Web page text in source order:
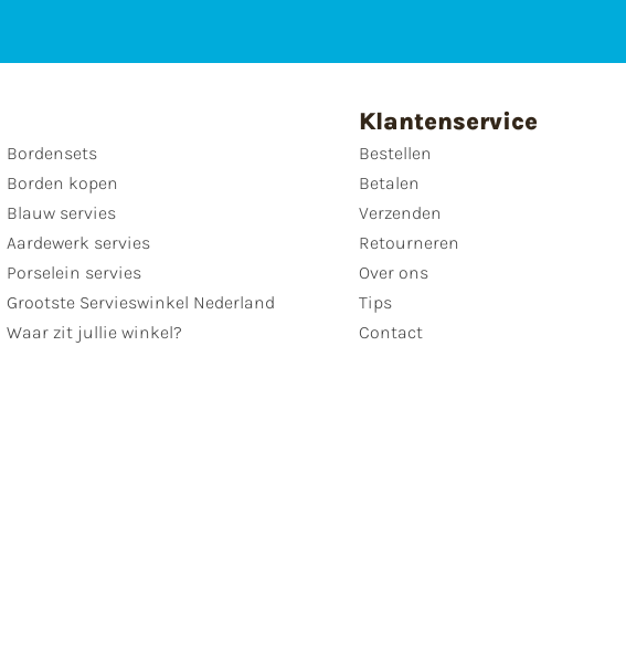
Bordensets
Borden kopen
Blauw servies
Aardewerk servies
Porselein servies
Grootste Servieswinkel Nederland
Waar zit jullie winkel?
Klantenservice
Bestellen
Betalen
Verzenden
Retourneren
Over ons
Tips
Contact